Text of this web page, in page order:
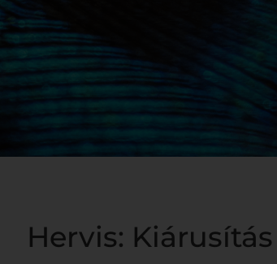
Hervis: Kiárusítás